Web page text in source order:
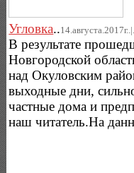
Угловка..14.августа.2017г..|.
В результате
Новгородской
над Окуловским
выходные дни,
частные дома и
наш читатель.На